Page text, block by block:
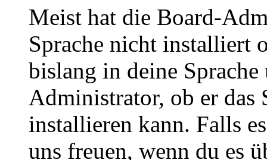
Meist hat die Board-
Sprache nicht installiert
bislang in deine
Administrator, ob er das
installieren kann. Falls
uns freuen, wenn du es